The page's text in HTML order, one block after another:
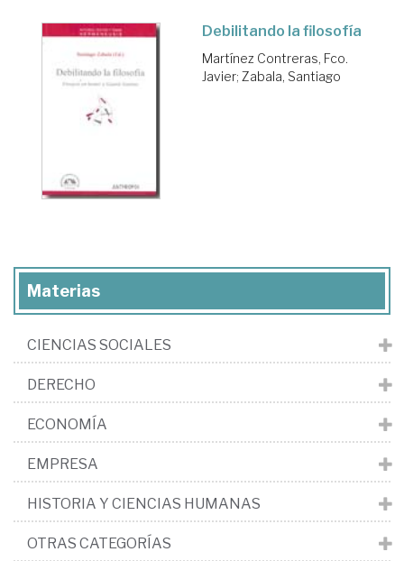
Debilitando la filosofía
Martínez Contreras, Fco.
Javier; Zabala, Santiago
Materias
CIENCIAS SOCIALES
DERECHO
ECONOMÍA
EMPRESA
HISTORIA Y CIENCIAS HUMANAS
OTRAS CATEGORÍAS